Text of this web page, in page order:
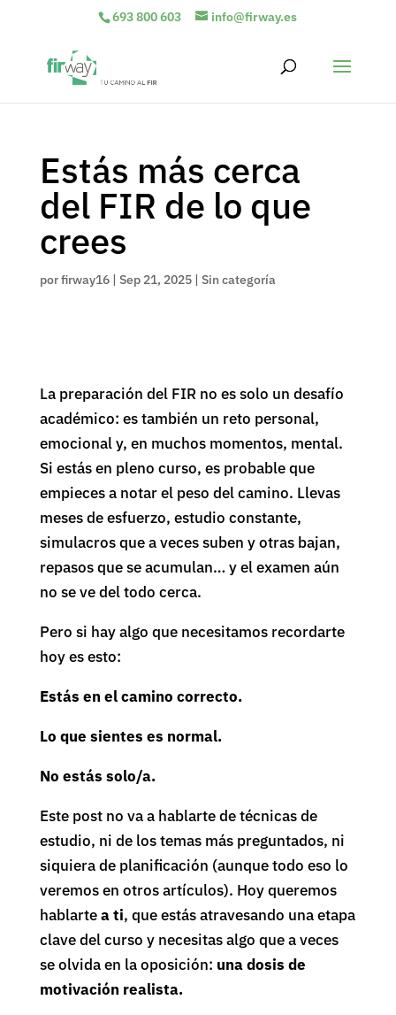
693 800 603 info@firway.es
Estás más cerca
del FIR de lo que
crees
porfirway16| Sep 21, 2025| Sin categoría
La preparación del FIR no es solo un desafío
académico: es también un reto personal,
emocional y, en muchos momentos, mental.
Si estás en pleno curso, es probable que
empieces a notar el peso del camino. Llevas
meses de esfuerzo, estudio constante,
simulacros que a veces suben y otras bajan,
repasos que se acumulan… y el examen aún
no se ve del todo cerca.
Pero si hay algo que necesitamos recordarte
hoy es esto:
Estás en el camino correcto.
Lo que sientes es normal.
No estás solo/a.
Este post no va a hablarte de técnicas de
estudio, ni de los temas más preguntados, ni
siquiera de planificación (aunque todo eso lo
veremos en otros artículos). Hoy queremos
hablartea ti, que estás atravesando una etapa
clave del curso y necesitas algo que a veces
se olvida en la oposición: una dosis de
motivación realista.